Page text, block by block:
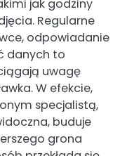
jak godziny
Regularne
odpowiadanie
danych to
uwagę
W efekcie,
specjalistą,
buduje
grona